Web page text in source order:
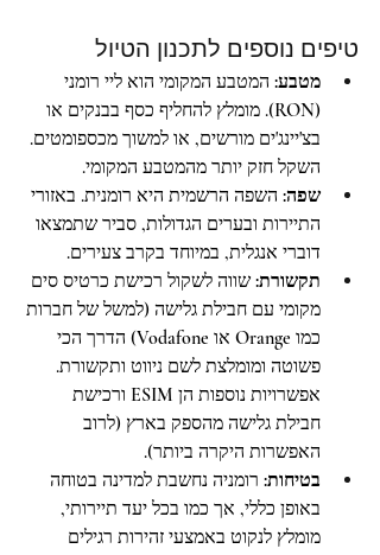
טיפים נוספים לתכנון הטיול
מטבע: המטבע המקומי הוא ליי רומני
(RON). מומלץ להחליף כסף בבנקים או
בצ'יינג'ים מורשים, או למשוך מכספומטים.
השקל חזק יותר מהמטבע המקומי.
שפה: השפה הרשמית היא רומנית. באזורי
התיירות ובערים הגדולות, סביר שתמצאו
דוברי אנגלית, במיוחד בקרב צעירים.
תקשורת: שווה לשקול רכישת כרטיס סים
מקומי עם חבילת גלישה (למשל של חברות
כמו Orange או Vodafone) הדרך הכי
פשוטה ומומלצת לשם ניווט ותקשורת.
אפשרויות נוספות הן ESIM ורכישת
חבילת גלישה מהספק בארץ (לרוב
האפשרות היקרה ביותר).
בטיחות: רומניה נחשבת למדינה בטוחה
באופן כללי, אך כמו בכל יעד תיירותי,
מומלץ לנקוט באמצעי זהירות רגילים